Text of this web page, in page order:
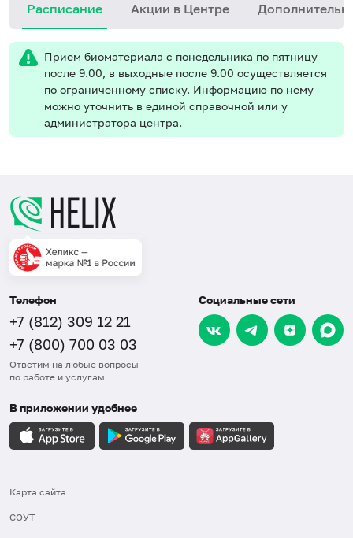
Расписание Акции в Центре
Прием биоматериала с понедельника по пятницу
после 9.00, в выходные после 9.00 осуществляется
по ограниченному списку. Информацию по нему
можно уточнить в единой справочной или у
администратора центра.
Телефон
+7 (812) 309 12 21
+7 (800) 700 03 03
Ответим на любые вопросы
по работе и услугам
Социальные сети
В приложении удобнее
Карта сайта
СОУТ